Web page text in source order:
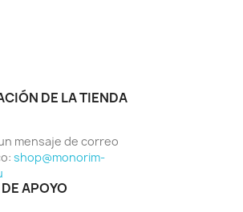
DE LA TIENDA
mensaje de correo
shop@monorim-
APOYO